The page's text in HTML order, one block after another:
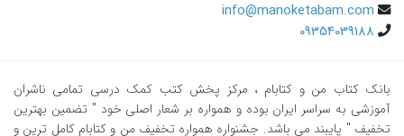
info@manoketabam.com
09354039188
بانک کتاب من و کتابام ، مرکز پخش کتب کمک درسی تمامی ناشران
آموزشی به سراسر ایران بوده و همواره بر شعار اصلی خود " تضمین بهترین
تخفیف " پایبند می باشد. جشنواره همواره تخفیف من و کتابام کامل ترین و